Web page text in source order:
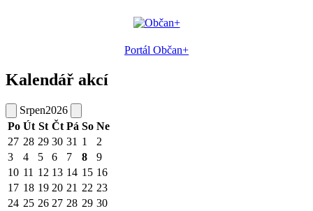
Portál Občan+
Kalendář akcí
Srpen2026
Po Út St Čt Pá So Ne
27 28 29 30 31 1
2
3
4 5 6 7 8
9
10 11 12 13 14 15 16
17 18 19 20 21 22 23
24 25 26 27 28 29 30